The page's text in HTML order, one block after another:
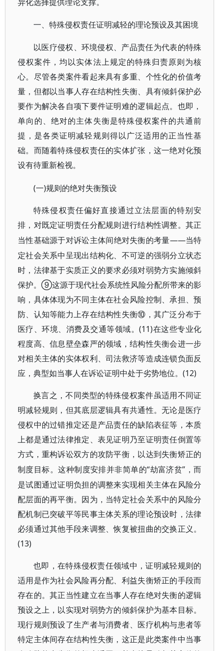
异化选择提供理论支撑。
一、特殊侵权责任证明减轻的理论预设及其困境
以医疗侵权、环境侵权、产品责任为代表的特殊
侵权案件，均以实体法上规定的特殊归责原则为核
心。尽管各类案件看起来具有多重、个性化的价值考
量，但都以当事人存在结构性失衡、具有倾斜保护必
要作为解决各自项下要件证明难的逻辑起点。也即，
单向的、绝对的主体失衡是特殊侵权案件的共通前
提，是各类证明减轻规则得以广泛适用的正当性基
础。而随着特殊侵权责任的实体扩张，这一绝对化预
设有待重新检视。
(一)规则的绝对失衡预设
特殊侵权责任偏好直接通过立法层面的特别安
排，对既定证明责任分配规则进行结构性调整。其正
当性基础源于对诉讼主体间绝对失衡的考量——当特
定社会关系中呈现出结构化、不可逆的强弱分立状态
时，法律基于实质正义的要求必须对弱势方实施倾斜
保护。⑨这源于现代社会系统性风险分配所带来的影
响，具体体现为不同主体在社会风险控制、承担、预
防、认知等能力上存在结构性失衡⑩，其广泛分布于
医疗、环境、消费及交通等领域。(11)在这些专业化
程度高、信息壁垒森严的领域，结构性失衡会进一步
对相关主体的实体权利、司法救济等造成连锁负面反
应，典型如当事人在诉讼证明中处于劣势地位。(12)
换言之，不同类型的特殊侵权案件虽适用不同证
明减轻规则，但其底层逻辑具有共通性。无论是医疗
侵权中的过错推定还是产品责任的缺陷表征等，本质
上都是通过法律推定、表见证明乃至证明责任倒置等
方式，重构诉讼双方的攻防平衡，以达到失衡矫正的
制度目标。这种制度安排并非简单的“劫富济贫”，而
是试图通过证明负担的调整来实现相关主体在风险分
配层面的再平衡。因为，当特定社会关系中的风险分
配机制已突破平等民事主体关系的理论预设时，法律
必须通过其他手段来调整、恢复被扭曲的交换正义。
(13)
也即，在特殊侵权责任领域中，证明减轻规则的
适用是作为社会风险再分配、利益失衡矫正的手段而
存在的。其正当性建立在当事人存在绝对失衡的逻辑
预设之上，以实现对弱势方的倾斜保护为基本目标。
现行规则预设了生产者与消费者、医疗机构与患者等
特定主体间存在结构性失衡，这正是此类案件中当事